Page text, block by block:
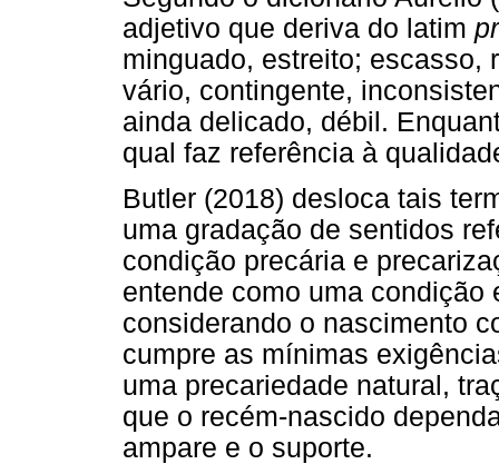
adjetivo que deriva do latim
minguado, estreito; escasso,
vário, contingente,
ainda delicado, débil.
qual faz referência à
Butler (2018) desloca tais
uma gradação de sentidos
condição precária e
entende como uma
considerando o nascimento
cumpre as mínimas
uma precariedade natural,
que o recém-nascido
ampare e o suporte.